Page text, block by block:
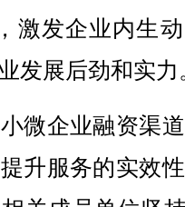
激发企业内生
发展后劲和实力
企业融资渠
升服务的实效